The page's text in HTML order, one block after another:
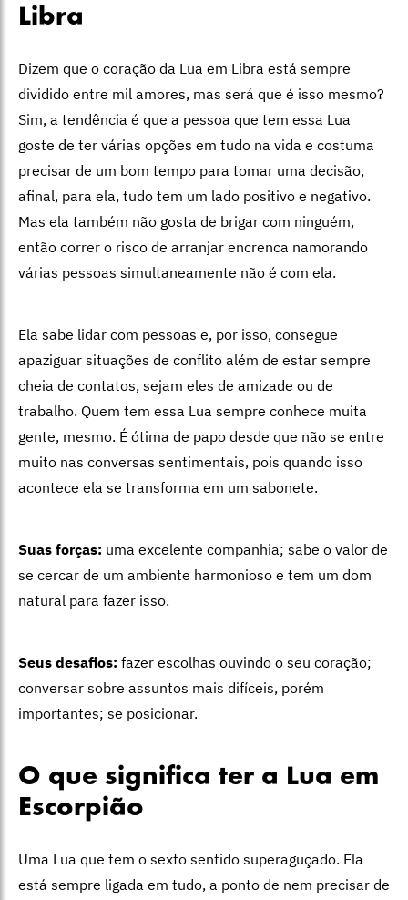
Libra
Dizem que o coração da Lua em Libra está sempre
dividido entre mil amores, mas será que é isso mesmo?
Sim, a tendência é que a pessoa que tem essa Lua
goste de ter várias opções em tudo na vida e costuma
precisar de um bom tempo para tomar uma decisão,
afinal, para ela, tudo tem um lado positivo e negativo.
Mas ela também não gosta de brigar com ninguém,
então correr o risco de arranjar encrenca namorando
várias pessoas simultaneamente não é com ela.
Ela sabe lidar com pessoas e, por isso, consegue
apaziguar situações de conflito além de estar sempre
cheia de contatos, sejam eles de amizade ou de
trabalho. Quem tem essa Lua sempre conhece muita
gente, mesmo. É ótima de papo desde que não se entre
muito nas conversas sentimentais, pois quando isso
acontece ela se transforma em um sabonete.
Suas forças: uma excelente companhia; sabe o valor de
se cercar de um ambiente harmonioso e tem um dom
natural para fazer isso.
Seus desafios: fazer escolhas ouvindo o seu coração;
conversar sobre assuntos mais difíceis, porém
importantes; se posicionar.
O que significa ter a Lua em
Escorpião
Uma Lua que tem o sexto sentido superaguçado. Ela
está sempre ligada em tudo, a ponto de nem precisar de